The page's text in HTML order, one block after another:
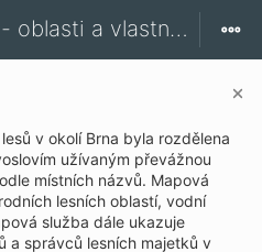
LesWeb - oblasti a vlastníci lesů
v okolí Brna byla rozdělena
užívaným převážnou
místních názvů. Mapová
lesních oblastí, vodní
služba dále ukazuje
a správců lesních majetků v